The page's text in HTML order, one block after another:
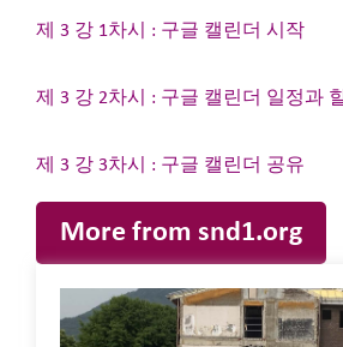
제 3 강 1차시 : 구글 캘린더 시작
제 3 강 2차시 : 구글 캘린더 일정과
제 3 강 3차시 : 구글 캘린더 공유
More from snd1.org